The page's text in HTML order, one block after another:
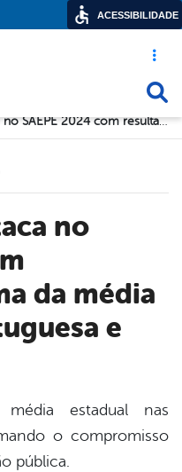
Acesso
Solidão se destaca no SAEPE 2024 com resultados acima da média em Língua Portuguesa e Matemática
da média
e
estadual nas
o compromisso
pública.
ACESSIBILIDADE